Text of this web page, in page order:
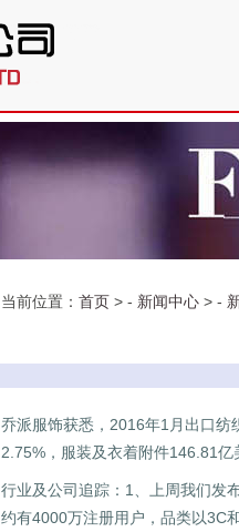
当前位置： 首页 > - 新闻中心 > -
乔派服饰获悉，2016年1月出口
2.75%，服装及衣着附件146.81亿
行业及公司追踪：1、上周我们发
约有4000万注册用户，品类以3C